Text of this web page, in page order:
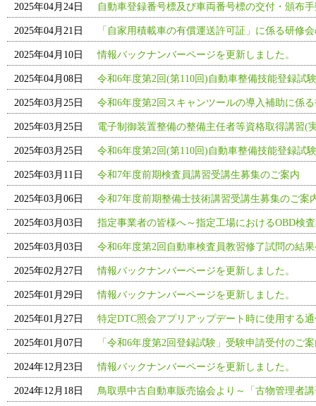
2025年04月24日 自動車登録番号標及び車両番号標の交付・頒布
2025年04月21日 「自家用積載車の有償運送許可証」に係る研修
2025年04月10日 情報バックナンバーページを更新しました。
2025年04月08日 令和6年度第2回(第110回)自動車整備技能登録試
2025年03月25日 令和6年度第2回スキャンツールの導入補助に係
2025年03月25日 電子制御装置整備の整備主任者等資格取得講習(
2025年03月25日 令和6年度第2回(第110回)自動車整備技能登録試
2025年03月11日 令和7年度前期検査員講習受講生募集のご案内
2025年03月06日 令和7年度前期整備士技術講習受講生募集のご案
2025年03月03日 指定事業者の皆様へ～指定工場におけるOBD検
2025年03月03日 令和6年度第2回自動車検査員教習修了試問の結
2025年02月27日 情報バックナンバーページを更新しました。
2025年01月29日 情報バックナンバーページを更新しました。
2025年01月27日 特定DTC照会アプリアップデート時に使用する
2025年01月07日 「令和6年度第2回登録試験」受験申請受付のご
2024年12月23日 情報バックナンバーページを更新しました。
2024年12月18日 鳥取県中古自動車販売協会より～「古物管理者